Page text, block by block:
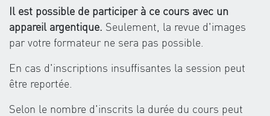
Il est possible de participer à ce cours avec un
appareil argentique. Seulement, la revue d'images
par votre formateur ne sera pas possible.
En cas d'inscriptions insuffisantes la session peut
être reportée.
Selon le nombre d'inscrits la durée du cours peut